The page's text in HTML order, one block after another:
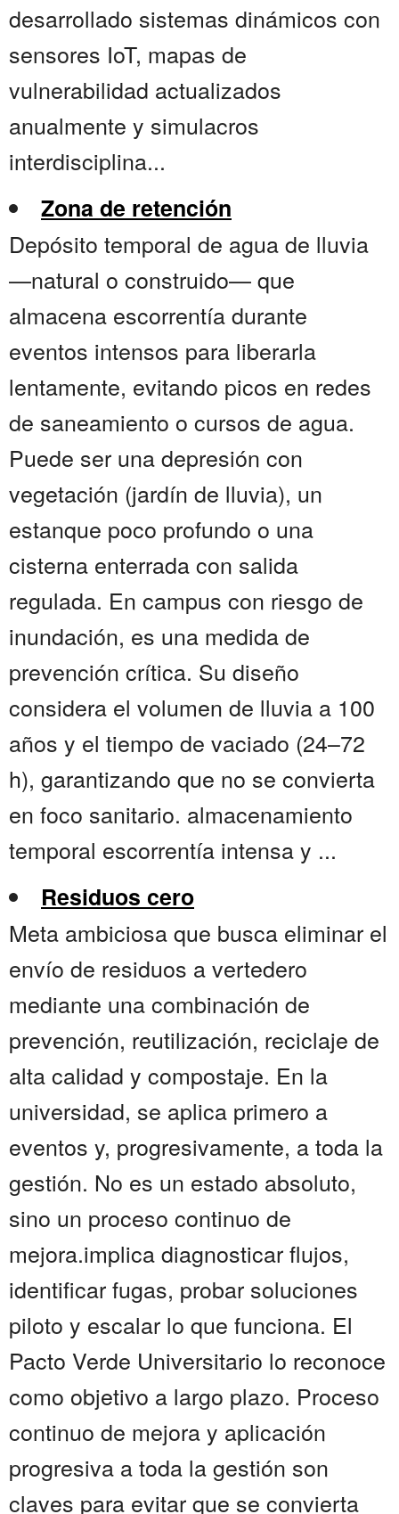
desarrollado sistemas dinámicos con
sensores IoT, mapas de
vulnerabilidad actualizados
anualmente y simulacros
interdisciplina...
Zona de retención
Depósito temporal de agua de lluvia
—natural o construido— que
almacena escorrentía durante
eventos intensos para liberarla
lentamente, evitando picos en redes
de saneamiento o cursos de agua.
Puede ser una depresión con
vegetación (jardín de lluvia), un
estanque poco profundo o una
cisterna enterrada con salida
regulada. En campus con riesgo de
inundación, es una medida de
prevención crítica. Su diseño
considera el volumen de lluvia a 100
años y el tiempo de vaciado (24–72
h), garantizando que no se convierta
en foco sanitario. almacenamiento
temporal escorrentía intensa y ...
Residuos cero
Meta ambiciosa que busca eliminar el
envío de residuos a vertedero
mediante una combinación de
prevención, reutilización, reciclaje de
alta calidad y compostaje. En la
universidad, se aplica primero a
eventos y, progresivamente, a toda la
gestión. No es un estado absoluto,
sino un proceso continuo de
mejora.implica diagnosticar flujos,
identificar fugas, probar soluciones
piloto y escalar lo que funciona. El
Pacto Verde Universitario lo reconoce
como objetivo a largo plazo. Proceso
continuo de mejora y aplicación
progresiva a toda la gestión son
claves para evitar que se convierta